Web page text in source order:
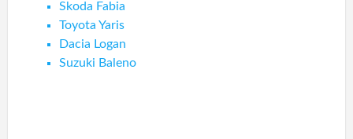
Skoda Fabia
Toyota Yaris
Dacia Logan
Suzuki Baleno